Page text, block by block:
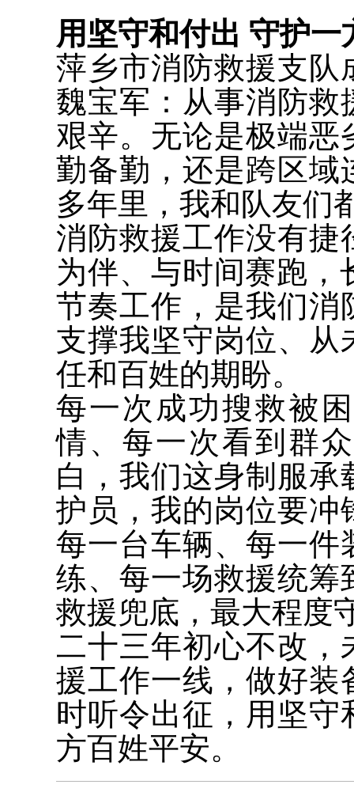
用坚守和付出 守护
萍乡市消防救援支队
魏宝军：从事消防救
艰辛。无论是极端恶
勤备勤，还是跨区域
多年里，我和队友们
消防救援工作没有捷
为伴、与时间赛跑，
节奏工作，是我们消
支撑我坚守岗位、从
任和百姓的期盼。
每一次成功搜救被
情、每一次看到群
白，我们这身制服
护员，我的岗位要冲
每一台车辆、每一件
练、每一场救援统筹
救援兜底，最大程度
二十三年初心不改，
援工作一线，做好装
时听令出征，用坚守
方百姓平安。